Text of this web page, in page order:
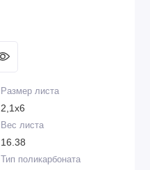
Размер листа
2,1х6
Вес листа
16.38
Тип поликарбоната